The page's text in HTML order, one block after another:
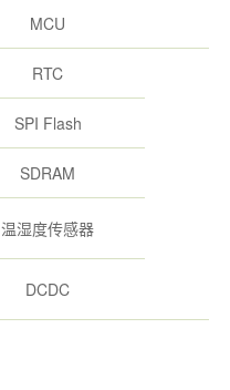
MCU
RTC
SPI Flash
SDRAM
温湿度传感器
DCDC